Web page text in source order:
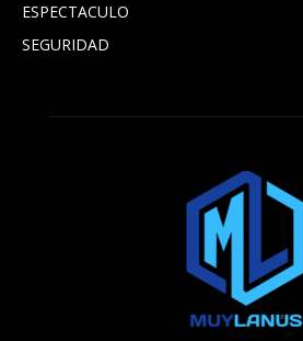
ESPECTACULO
SEGURIDAD